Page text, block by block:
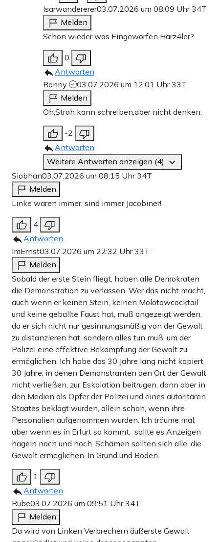
Isarwandererer03.07.2026 um 08:09 Uhr34T
Melden
Schon wieder was Eingeworfen Harz4ler?
0
Antworten
Ronny
03.07.2026 um 12:01 Uhr33T
Melden
Oh,Stroh kann schreiben,aber nicht denken.
-2
Antworten
Weitere Antworten anzeigen (4)
Siobhan03.07.2026 um 08:15 Uhr34T
Melden
Linke waren immer, sind immer Jacobiner!
4
Antworten
ImErnst03.07.2026 um 22:32 Uhr33T
Melden
Sobald der erste Stein fliegt, haben alle Demokraten
die Demonstration zu verlassen. Wer das nicht macht,
auch wenn er keinen Stein, keinen Molotowcocktail
und keine geballte Faust hat, muß angezeigt werden,
da er sich nicht nur gesinnungsmäßig von der Gewalt
zu distanzieren hat, sondern alles tun muß, um der
Polizei eine effektive Bekämpfung der Gewalt zu
ermöglichen. Ich habe das 30 Jahre lang nicht kapiert,
30 Jahre, in denen Demonstranten den Ort der Gewalt
nicht verließen, zur Eskalation beitrugen, dann aber in
den Medien als Opfer der Polizei und eines autoritären
Staates beklagt wurden, allein schon, wenn ihre
Personalien aufgenommen wurden. Ich träume mal,
aber wenn es in Erfurt so kommt, sollte es Anzeigen
hageln noch und noch. Schämen sollten sich alle, die
Gewalt ermöglichen. In Grund und Boden.
1
Antworten
Rübe03.07.2026 um 09:51 Uhr34T
Melden
Da wird von Linken Verbrechern äußerste Gewalt